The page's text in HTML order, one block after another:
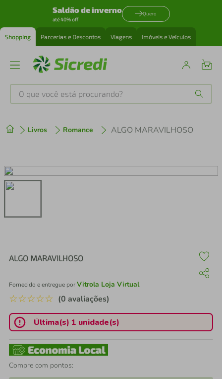
Saldão de inverno
até 40% off
Quero
Shopping Parcerias e Descontos Viagens Imóveis e Veículos
O que você está procurando?
Livros Romance ALGO MARAVILHOSO
ALGO MARAVILHOSO
Fornecido e entregue porVitrola Loja Virtual
☆☆☆☆☆ (0 avaliações)
Última(s) 1 unidade(s)
Compre com pontos:
2º cafeteira